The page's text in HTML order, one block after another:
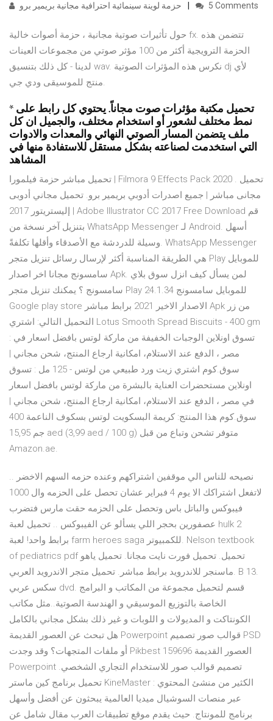
حزمة لوينة سينمائية احترافية مجانية بريمير برو 5 Comments
حول تأثيرات صوتية مجانية ، حزمة أصوات خالية fx. تتضمن هذه
الحزمة الترويجية أكثر من 100 مؤثر صوتي من مجموعات العينات
لدينا - كل ذلك بتنسيق wav. نكرس هذه المؤثرات الصوتية dj لأي
منتج للموسيقى ودي جي.
* تحميل مكتبة مؤثرات صوت مجاناً. يحتوي كل رابط على
نمط مختلف لشعور أو استخدام مختلف، والجميل ان كل
ملف يتضمن المسار الصوتي النهائي والمعدات والادوات
التي استخدمت لصناعته بشكل مستقل للاستفادة منها في
المشاهد
تحميل مباشر حزمة فيلمورا | Filmora 9 Effects Pack 2020 . تحميل
مجانى مباشر | جميع اصدرات أدوبي بريمير برو. تحميل مجاني أدوبى
إليستريتور 2017 | Adobe Illustrator CC 2017 Free Download قم
بتنزيل آخر نسخة من WhatsApp Messenger لـ Android. أسهل
وسيلة للدردشة مع الأصدقاء وأقلها تكلفةً. WhatsApp Messenger
هي الطريقة المناسبة أكثر لإرسال رسائل تنزيل متجر Play للموبايل
سامسونج مجانا اخر اصدار Apk. لمن يسأل كيف انزل سوق بلاي
سامسونج ؟ يمكنك تنزيل متجر Play للموبايل سامسونج 24.1.34
Google play store الاصدار الاخير 2021 برابط مباشر Apk من زر
التحميل التالي: اشتري Lotus Smooth Spread Biscuits - 400 gm
: تسوق اونلاين الوجبات الخفيفة من ماركة لوتس بافضل اسعار في
مصر ، الدفع عند الاستلام، امكانية ارجاع المنتج، شحن مجاني |
سوق.كوم اشتري زيت ورد طبيعي من لوتس - 125 مل : تسوق
اونلاين مستحضرات العناية بالبشرة من ماركة لوتس بافضل اسعار
في مصر ، الدفع عند الاستلام، امكانية ارجاع المنتج، شحن مجاني |
سوق.كوم هذا المنتج: كريمة البسكويت لوتس بسكوف الناعمة 400
جم 15,95 aed (3,99 aed / 100 g) متوفر تشحن وتباع من قبل
Amazon.ae.
نصيحه للناس الي موقفين اشتراكهم وعنده حزمه السهم الاخضر ..
لاتفعل اشتراكك الا يوم 4 فبراير عشان تحصل على الحزمه وال 1000
فيبوكس والباتل باس وتحصل على الحزمه حقت مارس فتضرب
عصفورين بحجر اللي يسألو عن الفيبوكس .. تحميل لعبة hulk 2
برابط واحد! لعبة farm heroes saga للكمبيوتر. Nelson textbook
of pediatrics pdf تحميل. تحميل فورت نايت مجانا. تحميل ياهو
ماسنجر للاندرويد برابط مباشر. تحميل متجر الاندرويد العربي. B 13.
سكس عربي dvd. قسم لتحميل مجموعة من المكاتب و البرامج
الخاصة بالتوزيع الموسيقي و الهندسة الصوتية..مثل مكاتب
الكونتاكت و المديولات و اللوبات و غير ذلك بشكل مجاني بالكامل
هل تبحث عن العصور القديمة Powerpoint قوالب صور تصميم PSD
أو ملفات المتجهات؟ وقد وجدت Pikbest 159696 العصور القديمة
Powerpoint تصميم قوالب صور للاستخدام التجاري الشخصي.
تحميل برنامج كين ماستر KineMaster : الكثير من منشئ المحتوي
عبر منصات السوشيال ميديا العالمية يبحثون عن أفضل وأسهل
برنامج للمونتاج. حيث يقدم موقع تطبيقات العرب مقال شامل عن